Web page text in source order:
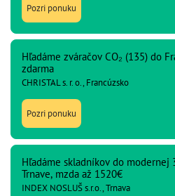
Pozri ponuku
Hľadáme zváračov CO₂ (135) do
zdarma
CHRISTAL s. r. o., Francúzsko
Pozri ponuku
Hľadáme skladníkov do modernej
Trnave, mzda až 1520€
INDEX NOSLUŠ s.r.o., Trnava